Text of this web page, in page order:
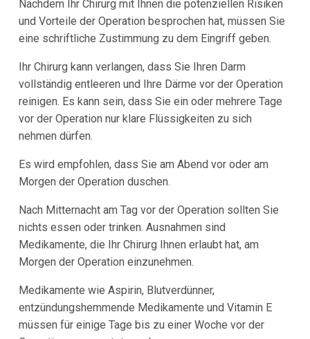
Nachdem Ihr Chirurg mit Ihnen die potenziellen Risiken
und Vorteile der Operation besprochen hat, müssen Sie
eine schriftliche Zustimmung zu dem Eingriff geben.
Ihr Chirurg kann verlangen, dass Sie Ihren Darm
vollständig entleeren und Ihre Därme vor der Operation
reinigen. Es kann sein, dass Sie ein oder mehrere Tage
vor der Operation nur klare Flüssigkeiten zu sich
nehmen dürfen.
Es wird empfohlen, dass Sie am Abend vor oder am
Morgen der Operation duschen.
Nach Mitternacht am Tag vor der Operation sollten Sie
nichts essen oder trinken. Ausnahmen sind
Medikamente, die Ihr Chirurg Ihnen erlaubt hat, am
Morgen der Operation einzunehmen.
Medikamente wie Aspirin, Blutverdünner,
entzündungshemmende Medikamente und Vitamin E
müssen für einige Tage bis zu einer Woche vor der